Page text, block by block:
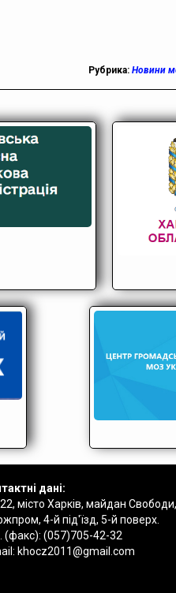
Рубрика: Новини
дані:
місто Харків, майдан
4-й під'їзд, 5-й поверх.
(факс): (057)705-42-32
khocz2011@gmail.com